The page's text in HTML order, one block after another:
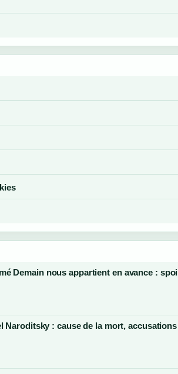
Demain nous appartient en avance :
Naroditsky : cause de la mort,